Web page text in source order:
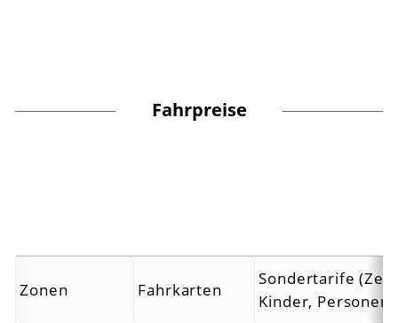
Fahrpreise
Zonen Fahrkarten
Sondertarife
Kinder,